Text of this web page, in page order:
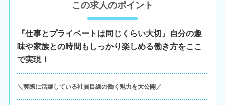
この求人のポイント
『仕事とプライベートは同じくらい大切』自分の趣
味や家族との時間もしっかり楽しめる働き方をここ
で実現！
＼実際に活躍している社員目線の働く魅力を大公開／